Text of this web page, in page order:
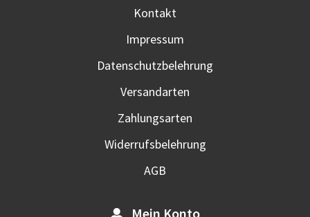
Kontakt
Impressum
Datenschutzbelehrung
Versandarten
Zahlungsarten
Widerrufsbelehrung
AGB
Mein Konto